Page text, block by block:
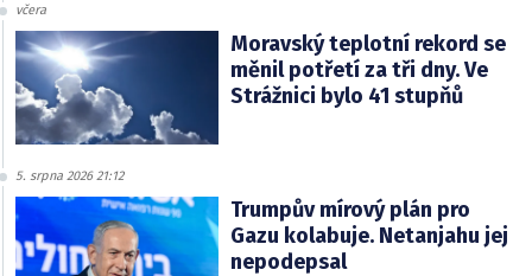
včera
Moravský teplotní rekord se
měnil potřetí za tři dny. Ve
Strážnici bylo 41 stupňů
5. srpna 2026 21:12
Trumpův mírový plán pro
Gazu kolabuje. Netanjahu jej
nepodepsal